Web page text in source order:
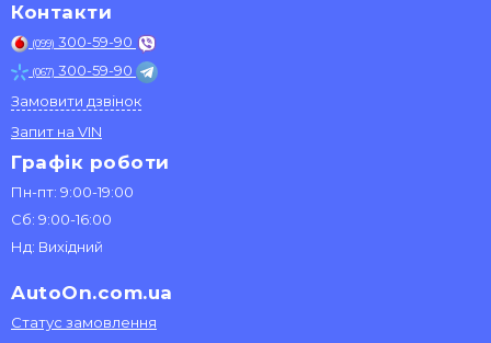
Контакти
(099) 300-59-90
(067) 300-59-90
Замовити дзвінок
Запит на VIN
Графік роботи
Пн-пт: 9:00-19:00
Сб: 9:00-16:00
Нд: Вихідний
AutoOn.com.ua
Статус замовлення